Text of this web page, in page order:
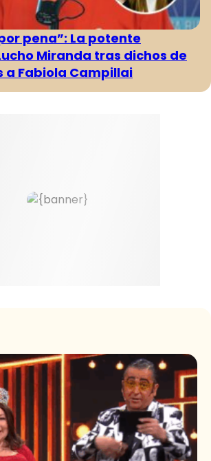
pena”: La potente
Miranda tras dichos de
a Fabiola Campillai